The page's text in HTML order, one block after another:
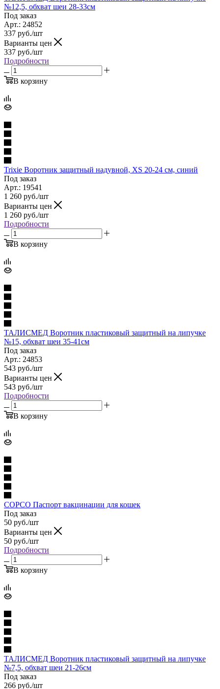
№12,5, обхват шеи 28-33см
Под заказ
Арт.: 24852
337 руб./шт
Варианты цен
337 руб./шт
Подробности
В корзину
Trixie Воротник защитный надувной, XS 20-24 см, синий
Под заказ
Арт.: 19541
1 260 руб./шт
Варианты цен
1 260 руб./шт
Подробности
В корзину
ТАЛИСМЕД Воротник пластиковый защитный на липучке
№15, обхват шеи 35-41см
Под заказ
Арт.: 24853
543 руб./шт
Варианты цен
543 руб./шт
Подробности
В корзину
СОРСО Паспорт вакцинации для кошек
Под заказ
50 руб./шт
Варианты цен
50 руб./шт
Подробности
В корзину
ТАЛИСМЕД Воротник пластиковый защитный на липучке
№7,5, обхват шеи 21-26см
Под заказ
266 руб./шт